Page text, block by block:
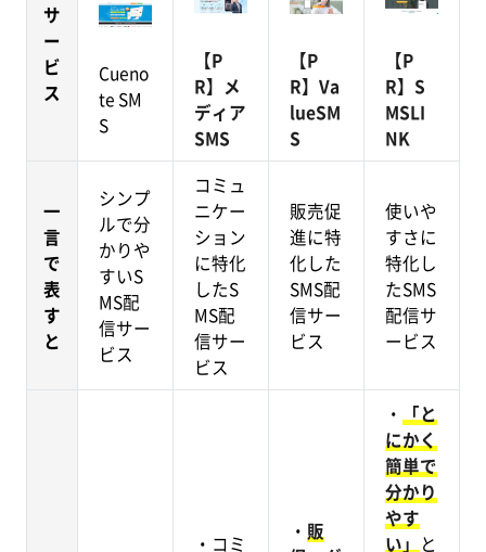
サ
ー
ビ
ス
Cueno
te SM
S
【P
R】メ
ディア
SMS
【P
R】Va
lueSM
S
【P
R】S
MSLI
NK
一
言
で
表
す
と
シンプ
ルで分
かりや
すいS
MS配
信サー
ビス
コミュ
ニケー
ション
に特化
したS
MS配
信サー
ビス
販売促
進に特
化した
SMS配
信サー
ビス
使いや
すさに
特化し
たSMS
配信サ
ービス
・コミ
・ 販
・
「と
にかく
簡単で
分かり
やす
い」 と